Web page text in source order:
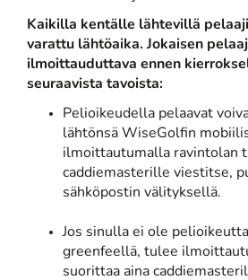
Kaikilla kentälle lähtevillä
varattu lähtöaika. Jokaisen
ilmoittauduttava ennen
seuraavista tavoista:
Pelioikeudella pelaavat
lähtönsä WiseGolfin
ilmoittautumalla ravintolan
caddiemasterille viestitse,
sähköpostin välityksellä.
Jos sinulla ei ole
greenfeellä, tulee
suorittaa aina